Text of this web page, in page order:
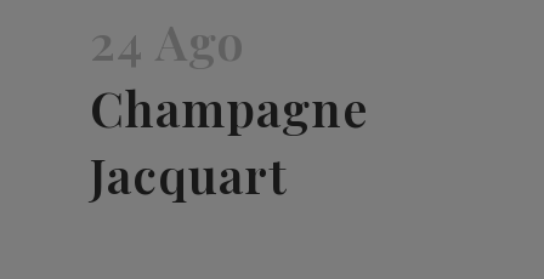
24 Ago
Champagne
Jacquart